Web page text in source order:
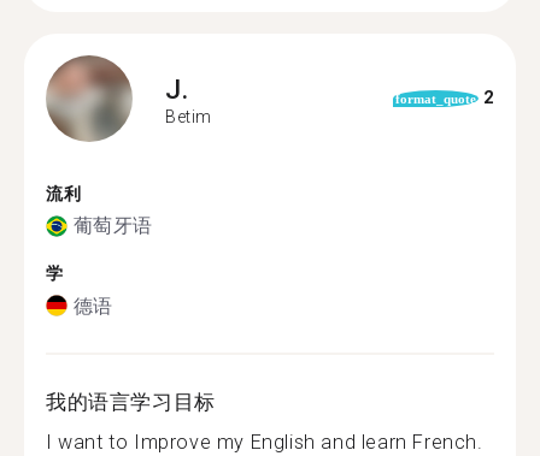
J.
Betim
format_quote 2
流利
葡萄牙语
学
德语
我的语言学习目标
I want to Improve my English and learn French.